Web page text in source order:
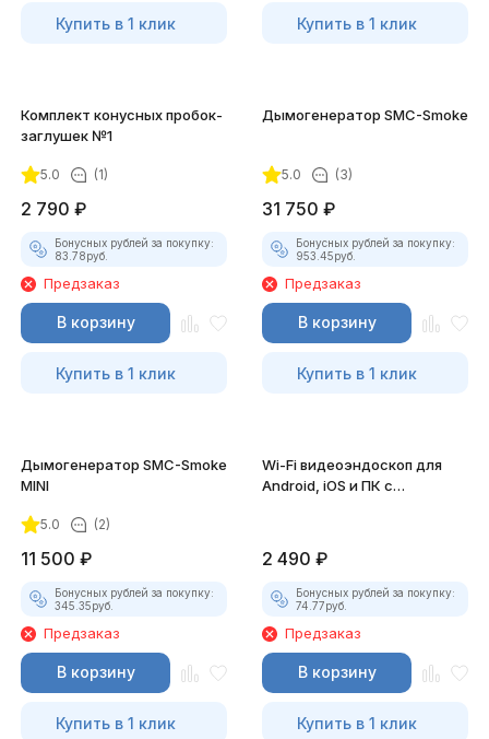
Купить в 1 клик Купить в 1 клик
Комплект конусных пробок-
заглушек №1
5.0 (1)
2 790 ₽
Бонусных рублей за покупку:
83.78руб.
Предзаказ
В корзину
Купить в 1 клик
Дымогенератор SMC-Smoke
5.0 (3)
31 750 ₽
Бонусных рублей за покупку:
953.45руб.
Предзаказ
В корзину
Купить в 1 клик
Дымогенератор SMC-Smoke
MINI
5.0 (2)
11 500 ₽
Бонусных рублей за покупку:
345.35руб.
Предзаказ
В корзину
Купить в 1 клик
Wi-Fi видеоэндоскоп для
Android, iOS и ПК с
2 490 ₽
Бонусных рублей за покупку:
74.77руб.
Предзаказ
В корзину
Купить в 1 клик